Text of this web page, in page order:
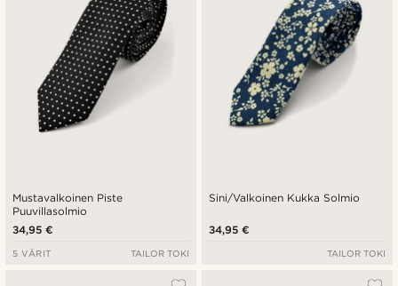
Mustavalkoinen Piste
Puuvillasolmio
34,95 €
5 VÄRIT TAILOR TOKI
Sini/Valkoinen Kukka Solmio
34,95 €
TAILOR TOKI